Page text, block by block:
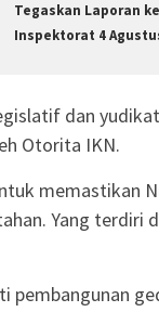
Tegaskan Laporan ke
Inspektorat 4
dan
Otorita IKN.
memastikan
Yang terdiri